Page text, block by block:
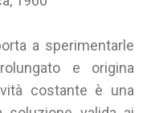
a sperimentarle
e origina
costante è una